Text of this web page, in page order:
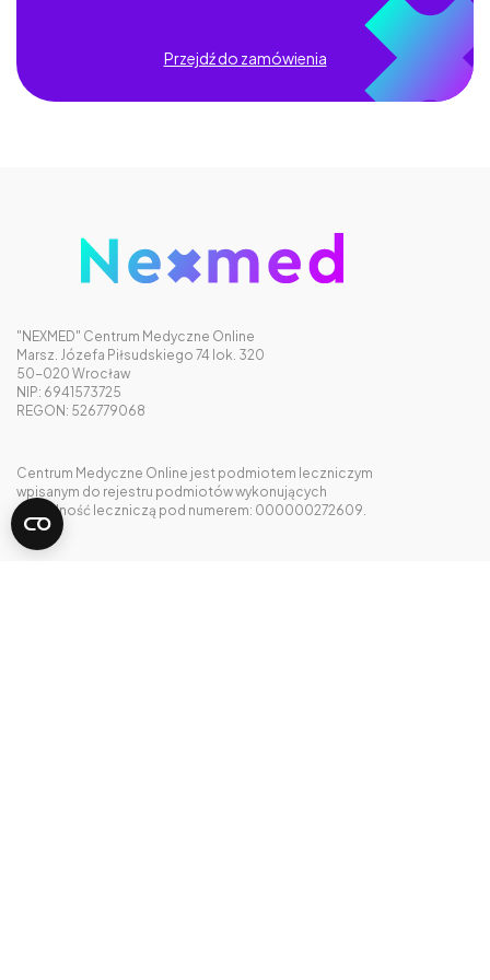
Przejdź do zamówienia
"NEXMED" Centrum Medyczne Online
Marsz. Józefa Piłsudskiego 74 lok. 320
50-020 Wrocław
NIP: 6941573725
REGON: 526779068
Centrum Medyczne Online jest podmiotem leczniczym
wpisanym do rejestru podmiotów wykonujących
działalność leczniczą pod numerem: 000000272609.